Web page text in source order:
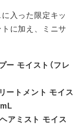
入った限定キッ
に加え、ミニサ
ー モイスト（フレ
ートメント モイス
アミスト モイス